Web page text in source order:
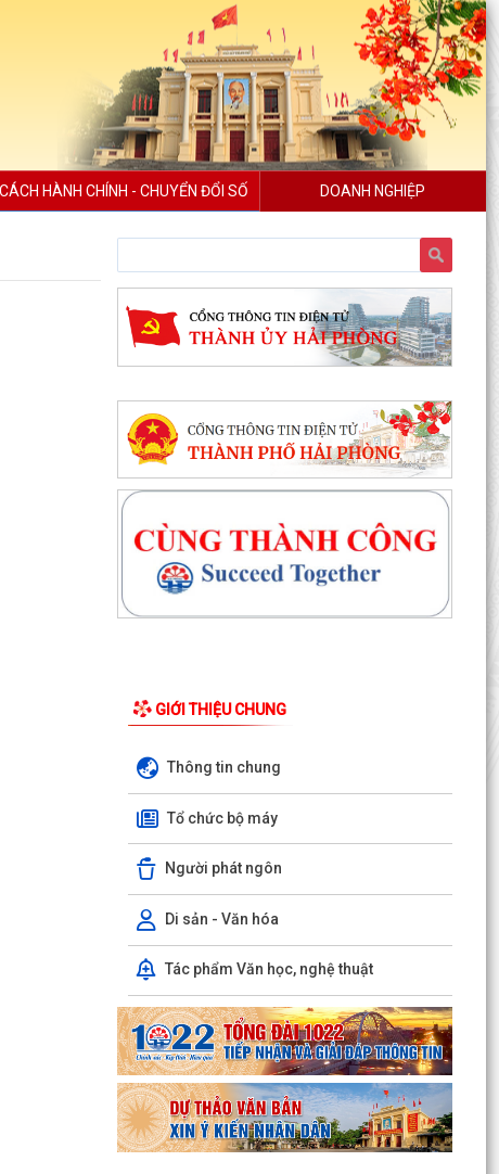
HÀNH CHÍNH - CHUYỂN ĐỔI SỐ DOANH NGHIỆP
GIỚI THIỆU CHUNG
Thông tin chung
Tổ chức bộ máy
Người phát ngôn
Di sản - Văn hóa
Tác phẩm Văn học, nghệ thuật